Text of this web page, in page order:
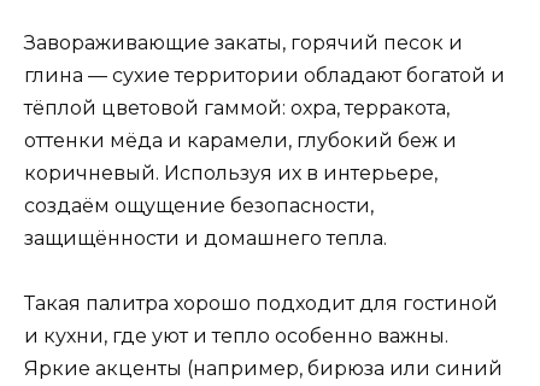
Завораживающие закаты, горячий песок и
глина — сухие территории обладают богатой и
тёплой цветовой гаммой: охра, терракота,
оттенки мёда и карамели, глубокий беж и
коричневый. Используя их в интерьере,
создаём ощущение безопасности,
защищённости и домашнего тепла.
Такая палитра хорошо подходит для гостиной
и кухни, где уют и тепло особенно важны.
Яркие акценты (например, бирюза или синий